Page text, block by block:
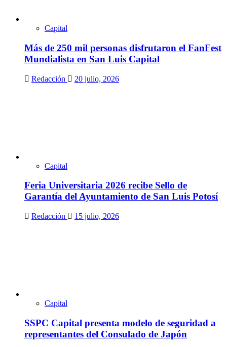
Capital
Más de 250 mil personas disfrutaron el FanFest
Mundialista en San Luis Capital
Redacción 20 julio, 2026
Capital
Feria Universitaria 2026 recibe Sello de
Garantía del Ayuntamiento de San Luis Potosí
Redacción 15 julio, 2026
Capital
SSPC Capital presenta modelo de seguridad a
representantes del Consulado de Japón